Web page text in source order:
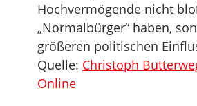
Hochvermögende nicht
„Normalbürger“ haben,
größeren politischen
Quelle: Christoph
Online